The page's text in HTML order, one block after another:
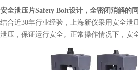
安全泄压片Safety Bolt设计，全密闭消解的
结合近30年行业经验，上海新仪采用安全
泄压，保证运行安全。正常操作情况下，安